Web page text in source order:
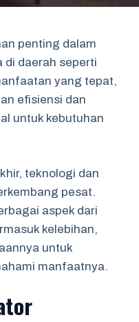
penting dalam
di daerah seperti
yang tepat,
efisiensi dan
untuk kebutuhan
teknologi dan
pesat.
aspek dari
kelebihan,
untuk
manfaatnya.